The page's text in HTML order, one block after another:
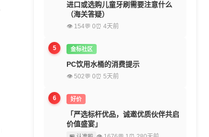
进口或选购儿童牙刷需要注意什么
（海关答疑）
👁 154💬 0⏰ 4天前
5 金标社区
PC饮用水桶的消费提示
👁 502💬 0⏰ 5天前
6 好价
「严选标杆优品，诚邀优质伙伴共启
价值盛宴」